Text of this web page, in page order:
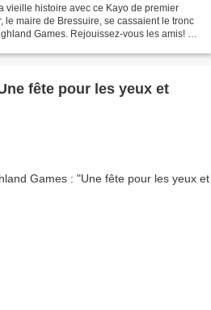
vieille histoire avec ce Kayo de premier
le maire de Bressuire, se cassaient le tronc
Games. Rejouissez-vous les amis! A
fête pour les yeux et